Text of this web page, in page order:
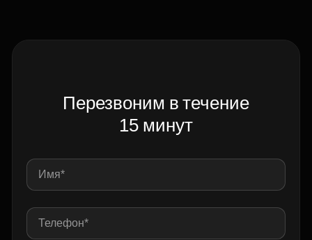
Перезвоним в течение
15 минут